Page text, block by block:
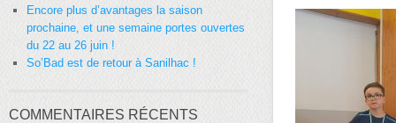
Encore plus d’avantages la saison
prochaine, et une semaine portes ouvertes
du 22 au 26 juin !
So’Bad est de retour à Sanilhac !
COMMENTAIRES RÉCENTS